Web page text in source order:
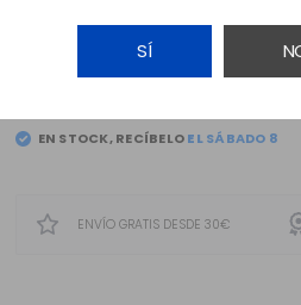
SÍ
EN STOCK, RECÍBELOELSÁBADO 8
ENVÍO GRATIS DESDE 30€